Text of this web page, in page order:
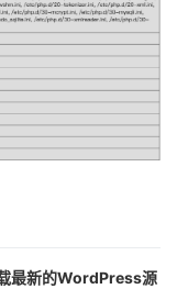
最新的WordPress源